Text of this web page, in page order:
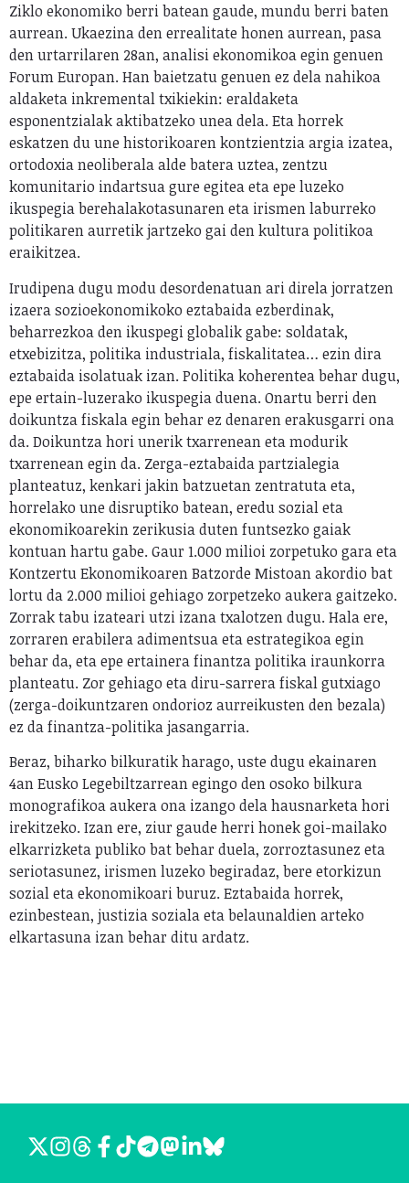
Ziklo ekonomiko berri batean gaude, mundu berri baten
aurrean. Ukaezina den errealitate honen aurrean, pasa
den urtarrilaren 28an, analisi ekonomikoa egin genuen
Forum Europan. Han baietzatu genuen ez dela nahikoa
aldaketa inkremental txikiekin: eraldaketa
esponentzialak aktibatzeko unea dela. Eta horrek
eskatzen du une historikoaren kontzientzia argia izatea,
ortodoxia neoliberala alde batera uztea, zentzu
komunitario indartsua gure egitea eta epe luzeko
ikuspegia berehalakotasunaren eta irismen laburreko
politikaren aurretik jartzeko gai den kultura politikoa
eraikitzea.
Irudipena dugu modu desordenatuan ari direla jorratzen
izaera sozioekonomikoko eztabaida ezberdinak,
beharrezkoa den ikuspegi globalik gabe: soldatak,
etxebizitza, politika industriala, fiskalitatea… ezin dira
eztabaida isolatuak izan. Politika koherentea behar dugu,
epe ertain-luzerako ikuspegia duena. Onartu berri den
doikuntza fiskala egin behar ez denaren erakusgarri ona
da. Doikuntza hori unerik txarrenean eta modurik
txarrenean egin da. Zerga-eztabaida partzialegia
planteatuz, kenkari jakin batzuetan zentratuta eta,
horrelako une disruptiko batean, eredu sozial eta
ekonomikoarekin zerikusia duten funtsezko gaiak
kontuan hartu gabe. Gaur 1.000 milioi zorpetuko gara eta
Kontzertu Ekonomikoaren Batzorde Mistoan akordio bat
lortu da 2.000 milioi gehiago zorpetzeko aukera gaitzeko.
Zorrak tabu izateari utzi izana txalotzen dugu. Hala ere,
zorraren erabilera adimentsua eta estrategikoa egin
behar da, eta epe ertainera finantza politika iraunkorra
planteatu. Zor gehiago eta diru-sarrera fiskal gutxiago
(zerga-doikuntzaren ondorioz aurreikusten den bezala)
ez da finantza-politika jasangarria.
Beraz, biharko bilkuratik harago, uste dugu ekainaren
4an Eusko Legebiltzarrean egingo den osoko bilkura
monografikoa aukera ona izango dela hausnarketa hori
irekitzeko. Izan ere, ziur gaude herri honek goi-mailako
elkarrizketa publiko bat behar duela, zorroztasunez eta
seriotasunez, irismen luzeko begiradaz, bere etorkizun
sozial eta ekonomikoari buruz. Eztabaida horrek,
ezinbestean, justizia soziala eta belaunaldien arteko
elkartasuna izan behar ditu ardatz.